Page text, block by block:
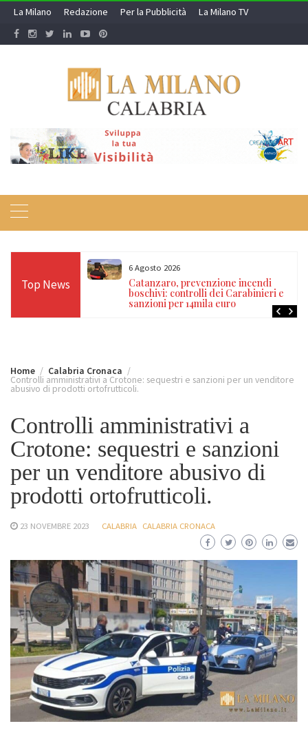
Skip
content
La Milano Redazione Per la Pubblicità La Milano TV
Top News
in casa:
marijuana e
6 Agosto 2026
Catanzaro, prevenzione incendi
boschivi: controlli dei Carabinieri e
sanzioni per 14mila euro
Home Calabria Cronaca
Controlli amministrativi a Crotone: sequestri e sanzioni per un venditore
abusivo di prodotti ortofrutticoli.
Controlli amministrativi a
Crotone: sequestri e sanzioni
per un venditore abusivo di
prodotti ortofrutticoli.
23 NOVEMBRE 2023 CALABRIA CALABRIA CRONACA